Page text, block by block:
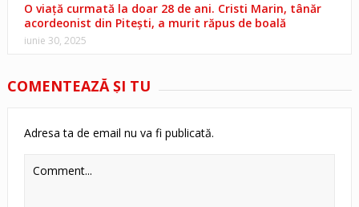
O viață curmată la doar 28 de ani. Cristi Marin, tânăr
acordeonist din Pitești, a murit răpus de boală
iunie 30, 2025
COMENTEAZĂ ŞI TU
Adresa ta de email nu va fi publicată.